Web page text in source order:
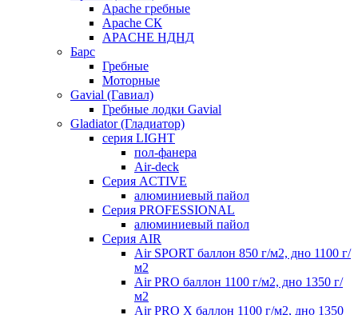
Apache гребные
Apache СК
APACHE НДНД
Барс
Гребные
Моторные
Gavial (Гавиал)
Гребные лодки Gavial
Gladiator (Гладиатор)
серия LIGHT
пол-фанера
Air-deck
Серия ACTIVE
алюминиевый пайол
Серия PROFESSIONAL
алюминиевый пайол
Серия AIR
Air SPORT баллон 850 г/м2, дно 1100 г/
м2
Air PRO баллон 1100 г/м2, дно 1350 г/
м2
Air PRO X баллон 1100 г/м2, дно 1350